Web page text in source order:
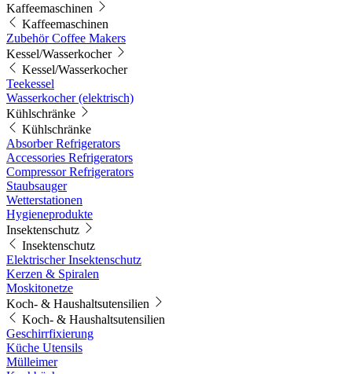
Kaffeemaschinen
Kaffeemaschinen
Zubehör Coffee Makers
Kessel/Wasserkocher
Kessel/Wasserkocher
Teekessel
Wasserkocher (elektrisch)
Kühlschränke
Kühlschränke
Absorber Refrigerators
Accessories Refrigerators
Compressor Refrigerators
Staubsauger
Wetterstationen
Hygieneprodukte
Insektenschutz
Insektenschutz
Elektrischer Insektenschutz
Kerzen & Spiralen
Moskitonetze
Koch- & Haushaltsutensilien
Koch- & Haushaltsutensilien
Geschirrfixierung
Küche Utensils
Mülleimer